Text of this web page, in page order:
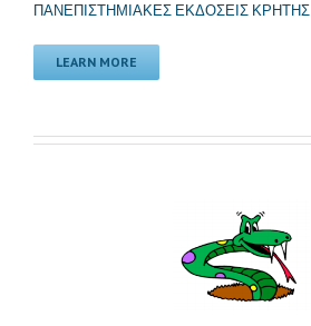
ΠΑΝΕΠΙΣΤΗΜΙΑΚΕΣ ΕΚΔΟΣΕΙΣ ΚΡΗΤΗΣ
LEARN MORE